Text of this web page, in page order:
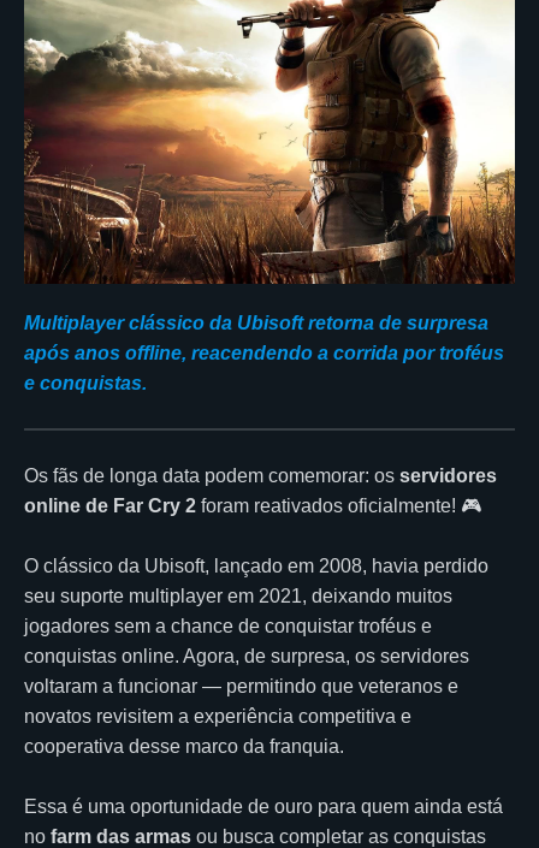
Multiplayer clássico da Ubisoft retorna de surpresa
após anos offline, reacendendo a corrida por troféus
e conquistas.
Os fãs de longa data podem comemorar: os servidores
online de Far Cry 2 foram reativados oficialmente! 🎮
O clássico da Ubisoft, lançado em 2008, havia perdido
seu suporte multiplayer em 2021, deixando muitos
jogadores sem a chance de conquistar troféus e
conquistas online. Agora, de surpresa, os servidores
voltaram a funcionar — permitindo que veteranos e
novatos revisitem a experiência competitiva e
cooperativa desse marco da franquia.
Essa é uma oportunidade de ouro para quem ainda está
no farm das armas ou busca completar as conquistas